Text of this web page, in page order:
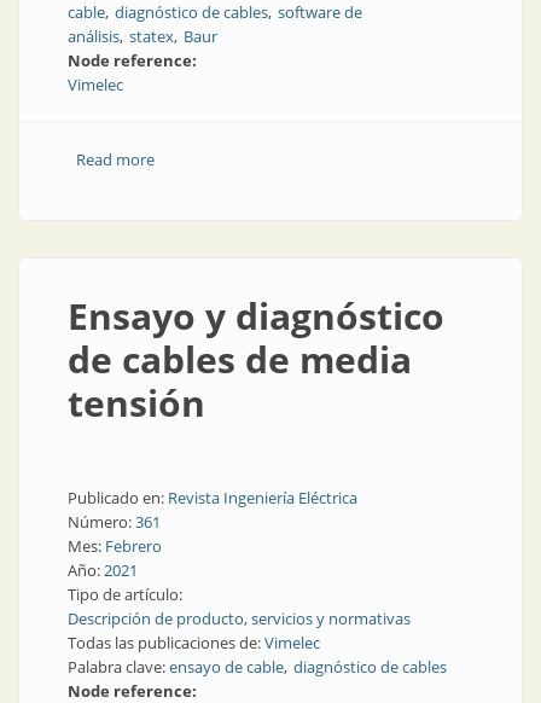
cable diagnóstico de cables software de
análisis statex Baur
Node reference:
Vimelec
Read moreabout Predicción fiable de la vida útil residual de
Ensayo y diagnóstico
de cables de media
tensión
Publicado en: Revista Ingeniería Eléctrica
Número:361
Mes: Febrero
Año:2021
Tipo de artículo:
Descripción de producto, servicios y normativas
Todas las publicaciones de:Vimelec
Palabra clave:ensayo de cable diagnóstico de cables
Node reference: